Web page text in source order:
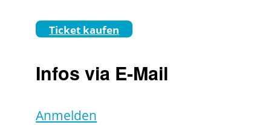
Ticket kaufen
Infos via E-Mail
Anmelden